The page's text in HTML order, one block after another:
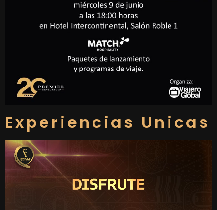
Experiencias Unicas